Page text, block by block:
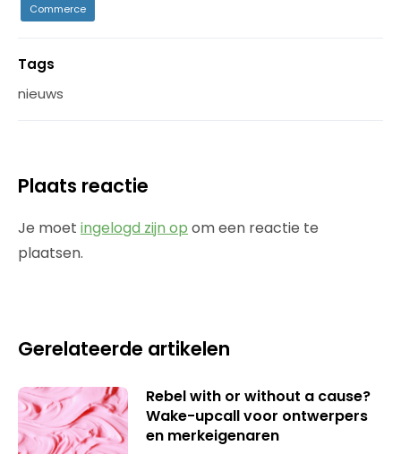
Commerce
Tags
nieuws
Plaats reactie
Je moet ingelogd zijn op om een reactie te
plaatsen.
Gerelateerde artikelen
Rebel with or without a cause?
Wake-upcall voor ontwerpers
en merkeigenaren